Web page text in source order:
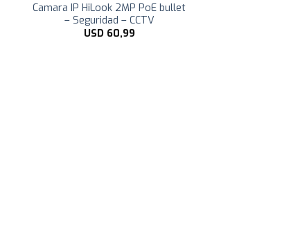
Camara IP HiLook 2MP PoE bullet
– Seguridad – CCTV
USD 60,99